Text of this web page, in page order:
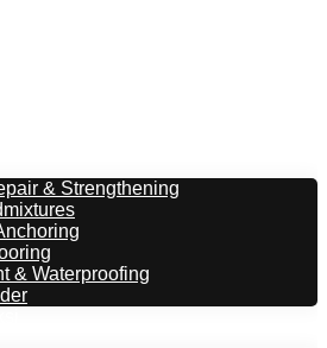
& Strengthening
& Waterproofing